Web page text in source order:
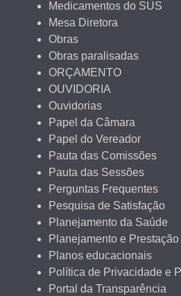
Medicamentos do SUS
Mesa Diretora
Obras
Obras paralisadas
ORÇAMENTO
OUVIDORIA
Ouvidorias
Papel da Câmara
Papel do Vereador
Pauta das Comissões
Pauta das Sessões
Perguntas Frequentes
Pesquisa de Satisfação
Planejamento da Saúde
Planejamento e
Planos educacionais
Política de Privacidade e
Portal da Transparência